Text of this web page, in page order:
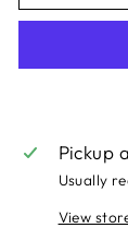
Pickup
Usually
View